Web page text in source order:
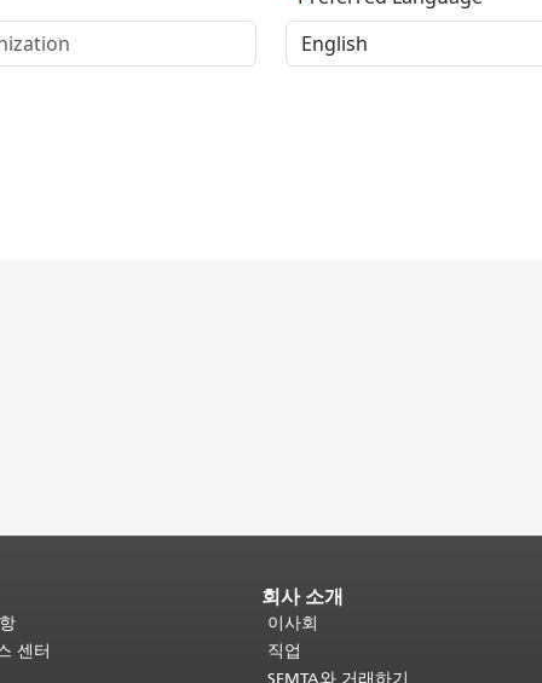
센터
회사 소개
이사회
직업
SFMTA와 거래하기